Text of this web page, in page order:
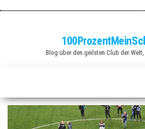
Blog über den geilsten Club der Welt,